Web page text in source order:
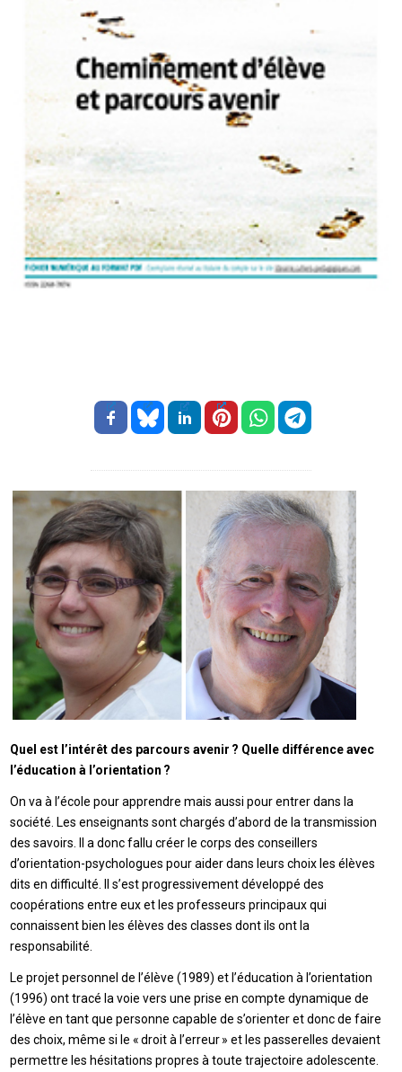
Quel est l’intérêt des parcours avenir ? Quelle différence avec
l’éducation à l’orientation ?
On va à l’école pour apprendre mais aussi pour entrer dans la
société. Les enseignants sont chargés d’abord de la transmission
des savoirs. Il a donc fallu créer le corps des conseillers
d’orientation-psychologues pour aider dans leurs choix les élèves
dits en difficulté. Il s’est progressivement développé des
coopérations entre eux et les professeurs principaux qui
connaissent bien les élèves des classes dont ils ont la
responsabilité.
Le projet personnel de l’élève (1989) et l’éducation à l’orientation
(1996) ont tracé la voie vers une prise en compte dynamique de
l’élève en tant que personne capable de s’orienter et donc de faire
des choix, même si le « droit à l’erreur » et les passerelles devaient
permettre les hésitations propres à toute trajectoire adolescente.